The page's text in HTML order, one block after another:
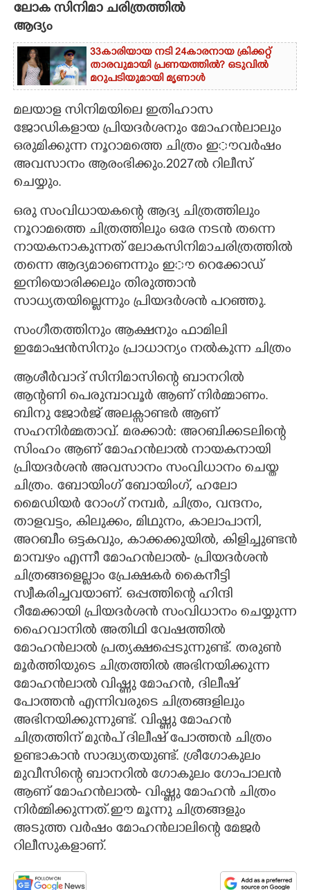
LITERATURE
ZOOM
CONTACT US
ലോക സിനിമാ ചരിത്രത്തിൽ
ആദ്യം
33കാരിയായ നടി 24കാരനായ ക്രിക്കറ്റ്
താരവുമായി പ്രണയത്തിൽ? ഒടുവിൽ
മറുപടിയുമായി മൃണാൾ
മലയാള സിനിമയിലെ ഇതിഹാസ
ജോഡികളായ പ്രിയദർശനും മോഹൻലാലും
ഒരുമിക്കുന്ന നൂറാമത്തെ ചിത്രം ഇൗവർഷം
അവസാനം ആരംഭിക്കും.2027ൽ റിലീസ്
ചെയ്യും.
ഒരു സംവിധായകന്റെ ആദ്യ ചിത്രത്തിലും
നൂറാമത്തെ ചിത്രത്തിലും ഒരേ നടൻ തന്നെ
നായകനാകുന്നത് ലോകസിനിമാചരിത്രത്തിൽ
തന്നെ ആദ്യമാണെന്നും ഇൗ റെക്കോഡ്
ഇനിയൊരിക്കലും തിരുത്താൻ
സാധ്യതയില്ലെന്നും പ്രിയദർശൻ പറഞ്ഞു.
സംഗീതത്തിനും ആക്ഷനും ഫാമിലി
ഇമോഷൻസിനും പ്രാധാന്യം നൽകുന്ന ചിത്രം
ആശീർവാദ് സിനിമാസിന്റെ ബാനറിൽ
ആന്റണി പെരുമ്പാവൂർ ആണ് നിർമ്മാണം.
ബിനു ജോർജ് അലക്സാണ്ടർ ആണ്
സഹനിർമ്മതാവ്. മരക്കാർ: അറബിക്കടലിന്റെ
സിംഹം ആണ് മോഹൻലാൽ നായകനായി
പ്രിയദർശൻ അവസാനം സംവിധാനം ചെയ്ത
ചിത്രം. ബോയിംഗ് ബോയിംഗ്, ഹലോ
മൈഡിയർ റോംഗ് നമ്പർ, ചിത്രം, വന്ദനം,
താളവട്ടം, കിലുക്കം, മിഥുനം, കാലാപാനി,
അറബീം ഒട്ടകവും, കാക്കക്കുയിൽ, കിളിച്ചുണ്ടൻ
മാമ്പഴം എന്നീ മോഹൻലാൽ- പ്രിയദർശൻ
ചിത്രങ്ങളെല്ലാം പ്രേക്ഷകർ കൈനീട്ടി
സ്വീകരിച്ചവയാണ്. ഒപ്പത്തിന്റെ ഹിന്ദി
റീമേക്കായി പ്രിയദർശൻ സംവിധാനം ചെയ്യുന്ന
ഹൈവാനിൽ അതിഥി വേഷത്തിൽ
മോഹൻലാൽ പ്രത്യക്ഷപ്പെടുന്നുണ്ട്. തരുൺ
മൂർത്തിയുടെ ചിത്രത്തിൽ അഭിനയിക്കുന്ന
മോഹൻലാൽ വിഷ്ണു മോഹൻ, ദിലീഷ്
പോത്തൻ എന്നിവരുടെ ചിത്രങ്ങളിലും
അഭിനയിക്കുന്നുണ്ട്. വിഷ്ണു മോഹൻ
ചിത്രത്തിന് മുൻപ് ദിലീഷ് പോത്തൻ ചിത്രം
ഉണ്ടാകാൻ സാദ്ധ്യതയുണ്ട്. ശ്രീഗോകുലം
മുവീസിന്റെ ബാനറിൽ ഗോകുലം ഗോപാലൻ
ആണ് മോഹൻലാൽ- വിഷ്ണു മോഹൻ ചിത്രം
നിർമ്മിക്കുന്നത്.ഈ മൂന്നു ചിത്രങ്ങളും
അടുത്ത വർഷം മോഹൻലാലിന്റെ മേജർ
റിലീസുകളാണ്.